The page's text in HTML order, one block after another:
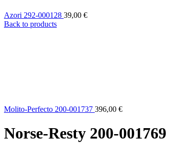
Azori 292-000128 39,00 €
Back to products
Molito-Perfecto 200-001737 396,00 €
Norse-Resty 200-001769